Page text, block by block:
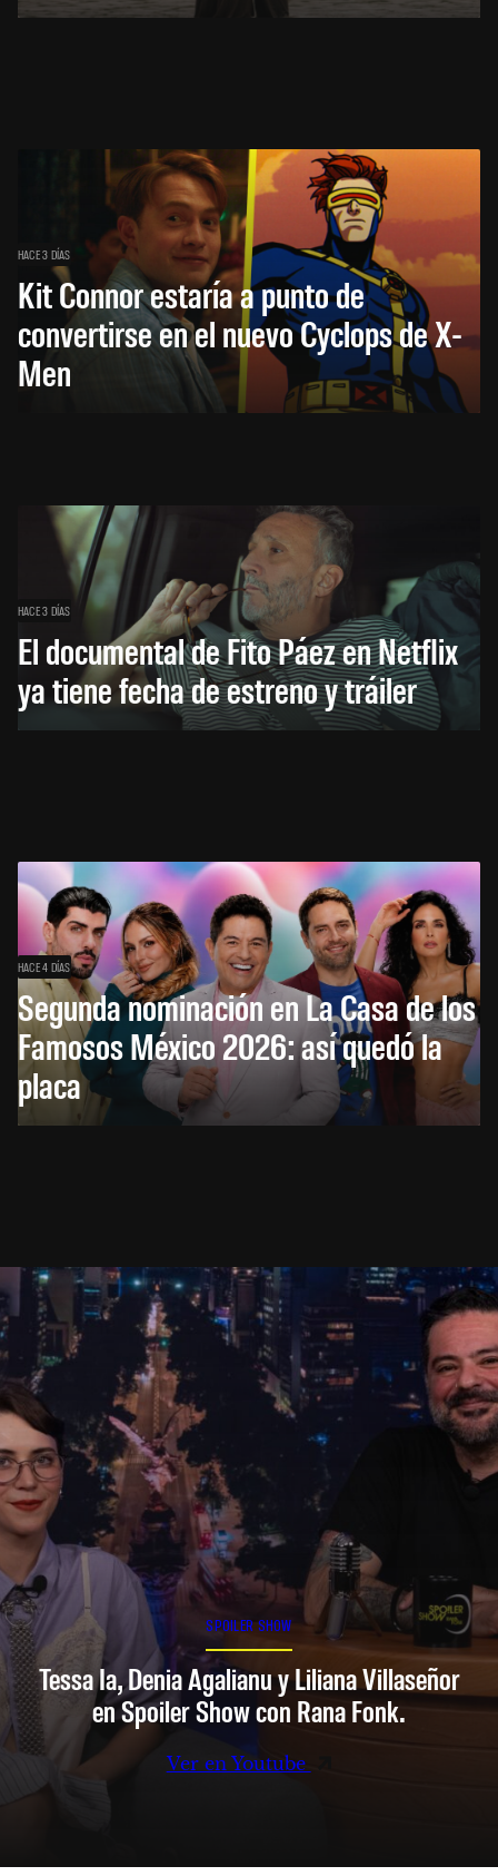
HACE 3 DÍAS
Kit Connor estaría a punto de
convertirse en el nuevo Cyclops de X-
Men
HACE 3 DÍAS
El documental de Fito Páez en Netflix
ya tiene fecha de estreno y tráiler
HACE 4 DÍAS
Segunda nominación en La Casa de los
Famosos México 2026: así quedó la
placa
SPOILER SHOW
Tessa Ia, Denia Agalianu y Liliana Villaseñor
en Spoiler Show con Rana Fonk.
Ver en Youtube